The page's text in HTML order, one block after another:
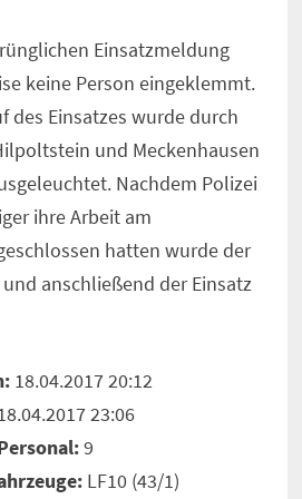
Einsatzmeldung
keine Person eingeklemmt.
des Einsatzes wurde durch
und Meckenhausen
Nachdem Polizei
ihre Arbeit am
hatten wurde der
anschließend der Einsatz
18.04.2017 20:12
18.04.2017 23:06
9
LF10 (43/1)